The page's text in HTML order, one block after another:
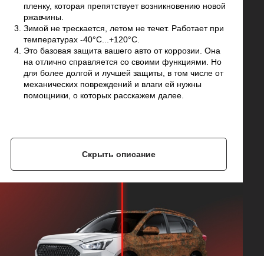
пленку, которая препятствует возникновению новой
ржавчины.
Зимой не трескается, летом не течет. Работает при
температурах -40°C...+120°C.
Это базовая защита вашего авто от коррозии. Она
на отлично справляется со своими функциями. Но
для более долгой и лучшей защиты, в том числе от
механических повреждений и влаги ей нужны
помощники, о которых расскажем далее.
Скрыть описание